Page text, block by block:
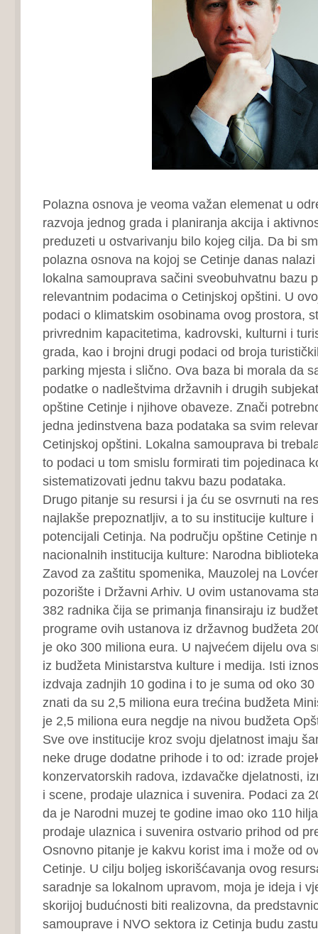
Polazna osnova je veoma važan elemenat u
razvoja jednog grada i planiranja akcija i
preduzeti u ostvarivanju bilo kojeg cilja. Da bi
polazna osnova na kojoj se Cetinje danas
lokalna samouprava sačini sveobuhvatnu bazu
relevantnim podacima o Cetinjskoj opštini. U
podaci o klimatskim osobinama ovog prostora,
privrednim kapacitetima, kadrovski, kulturni i
grada, kao i brojni drugi podaci od broja
parking mjesta i slično. Ova baza bi morala da
podatke o nadleštvima državnih i drugih
opštine Cetinje i njihove obaveze. Znači
jedna jedinstvena baza podataka sa svim
Cetinjskoj opštini. Lokalna samouprava bi
to podaci u tom smislu formirati tim pojedinaca
sistematizovati jednu takvu bazu podataka.
Drugo pitanje su resursi i ja ću se osvrnuti na
najlakše prepoznatljiv, a to su institucije kulture
potencijali Cetinja. Na području opštine Cetinje
nacionalnih institucija kulture: Narodna
Zavod za zaštitu spomenika, Mauzolej na
pozorište i Državni Arhiv. U ovim ustanovama
382 radnika čija se primanja finansiraju iz
programe ovih ustanova iz državnog budžeta
je oko 300 miliona eura. U najvećem dijelu ova
iz budžeta Ministarstva kulture i medija. Isti
izdvaja zadnjih 10 godina i to je suma od oko
znati da su 2,5 miliona eura trećina budžeta
je 2,5 miliona eura negdje na nivou budžeta
Sve ove institucije kroz svoju djelatnost imaju
neke druge dodatne prihode i to od: izrade
konzervatorskih radova, izdavačke djelatnosti,
i scene, prodaje ulaznica i suvenira. Podaci za
da je Narodni muzej te godine imao oko 110
prodaje ulaznica i suvenira ostvario prihod od
Osnovno pitanje je kakvu korist ima i može od
Cetinje. U cilju boljeg iskorišćavanja ovog
saradnje sa lokalnom upravom, moja je ideja i
skorijoj budućnosti biti realizovna, da
samouprave i NVO sektora iz Cetinja budu